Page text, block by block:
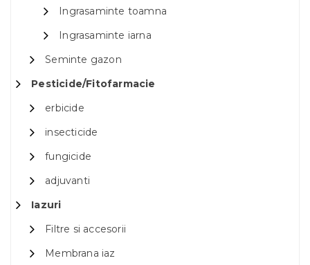
Ingrasaminte toamna
Ingrasaminte iarna
Seminte gazon
Pesticide/Fitofarmacie
erbicide
insecticide
fungicide
adjuvanti
Iazuri
Filtre si accesorii
Membrana iaz